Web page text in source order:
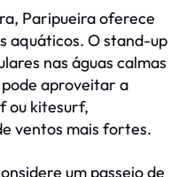
Paripueira oferece
aquáticos. O stand-up
nas águas calmas
aproveitar a
ou kitesurf,
ventos mais fortes.
um passeio de